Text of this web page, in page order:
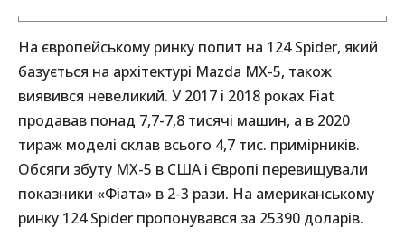
На європейському ринку попит на 124 Spider, який
базується на архітектурі Mazda MX-5, також
виявився невеликий. У 2017 і 2018 роках Fiat
продавав понад 7,7-7,8 тисячі машин, а в 2020
тираж моделі склав всього 4,7 тис. примірників.
Обсяги збуту MX-5 в США і Європі перевищували
показники «Фіата» в 2-3 рази. На американському
ринку 124 Spider пропонувався за 25390 доларів.